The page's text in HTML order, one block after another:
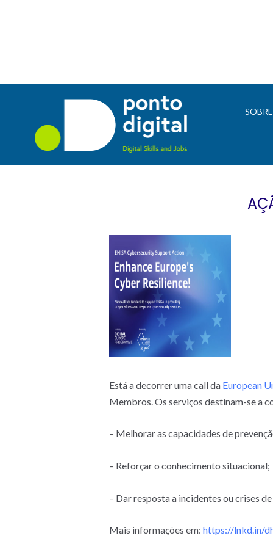
SOBRE
Está a decorrer uma call da European
Membros. Os serviços destinam-se a
– Melhorar as capacidades de
– Reforçar o conhecimento situacional;
– Dar resposta a incidentes ou crises
Mais informações em: https://lnkd.in/